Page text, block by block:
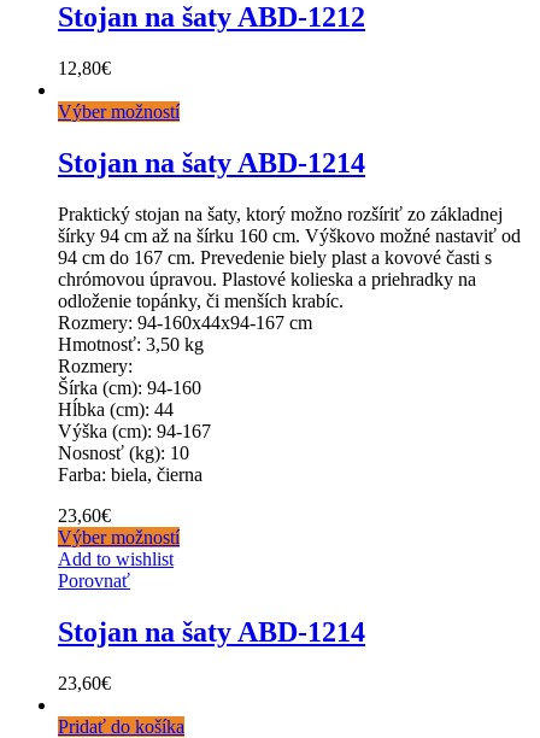
Stojan na šaty ABD-1212
12,80€
Výber možností
Stojan na šaty ABD-1214
Praktický stojan na šaty, ktorý možno rozšíriť zo základnej
šírky 94 cm až na šírku 160 cm. Výškovo možné nastaviť od
94 cm do 167 cm. Prevedenie biely plast a kovové časti s
chrómovou úpravou. Plastové kolieska a priehradky na
odloženie topánky, či menších krabíc.
Rozmery: 94-160x44x94-167 cm
Hmotnosť: 3,50 kg
Rozmery:
Šírka (cm): 94-160
Hĺbka (cm): 44
Výška (cm): 94-167
Nosnosť (kg): 10
Farba: biela, čierna
23,60€
Výber možností
Add to wishlist
Porovnať
Stojan na šaty ABD-1214
23,60€
Pridať do košíka